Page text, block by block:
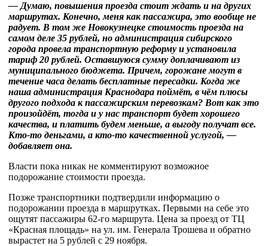
— Думаю, повышения проезда стоит ждать и на других
маршрутах. Конечно, меня как пассажира, это вообще не
радует. В том же Новокузнецке стоимость проезда на
самом деле 35 рублей, но администрация сибирского
города провела транспортную реформу и установила
тариф 20 рублей. Оставшуюся сумму доплачивают из
муниципального бюджета. Причем, горожане могут в
течение часа делать бесплатные пересадки. Когда же
наша администрация Краснодара поймёт, в чём плюсы
другого подхода к пассажирским перевозкам? Вот как это
произойдёт, тогда и у нас транспорт будет хорошего
качества, и платить будем меньше, а выгоду получат все.
Кто-то деньгами, а кто-то качественной услугой, —
добавляет она.
Власти пока никак не комментируют возможное
подорожание стоимости проезда.
Позже транспортники подтвердили информацию о
подорожании проезда в маршрутках. Первыми на себе это
ощутят пассажиры 62-го маршрута. Цена за проезд от ТЦ
«Красная площадь» на ул. им. Генерала Трошева и обратно
вырастет на 5 рублей с 29 ноября.